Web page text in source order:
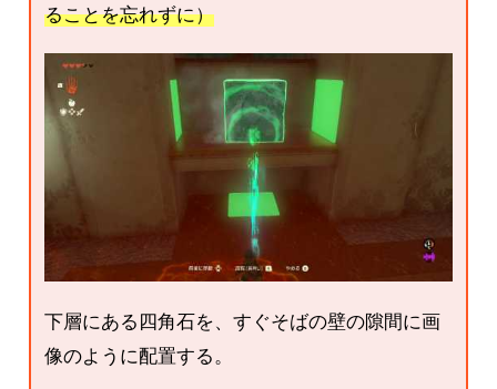
ることを忘れずに）
下層にある四角石を、すぐそばの壁の隙間に画
像のように配置する。